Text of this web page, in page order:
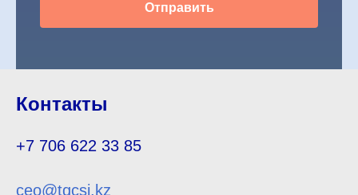
Отправить
Контакты
+7 706 622 33 85
ceo@tqcsi.kz